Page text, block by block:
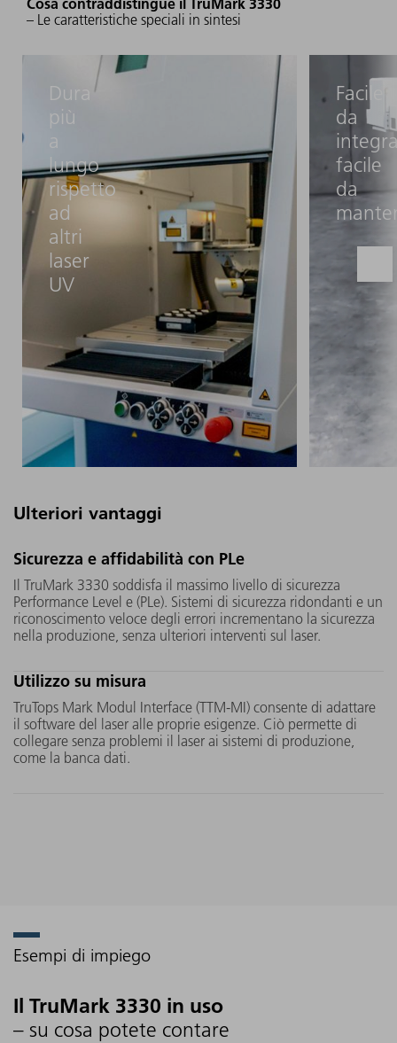
– Le caratteristiche speciali in sintesi
Dura
più
a
lungo
rispetto
ad
altri
laser
UV
Il cristallo UV all'interno del
TruMark 3330 è più grande di
quello dei concorrenti. Inoltre, il
motore "Micro Mover"
sviluppato da TRUMPF lo muove
alternativamente punti diversi.
Entrambi i fattori garantiscono
una lunga durata utile e un
lungo periodo di utilizzo.
Facile
da
facile
da
essere
sostituito
Ulteriori vantaggi
Sicurezza e affidabilità con PLe
Il TruMark 3330 soddisfa il massimo livello di sicurezza
Performance Level e (PLe). Sistemi di sicurezza ridondanti e un
riconoscimento veloce degli errori incrementano la sicurezza
nella produzione, senza ulteriori interventi sul laser.
Utilizzo su misura
TruTops Mark Modul Interface (TTM-MI) consente di adattare
il software del laser alle proprie esigenze. Ciò permette di
collegare senza problemi il laser ai sistemi di produzione,
come la banca dati.
Esempi di impiego
Il TruMark 3330 in uso
– su cosa potete contare